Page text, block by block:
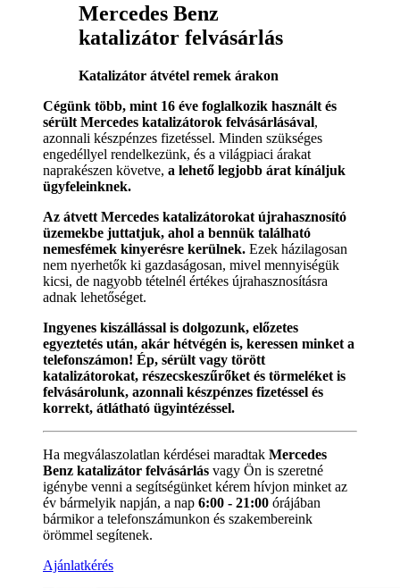
Mercedes Benz
katalizátor felvásárlás
Katalizátor átvétel remek árakon
Cégünk több, mint 16 éve foglalkozik használt és
sérült Mercedes katalizátorok felvásárlásával,
azonnali készpénzes fizetéssel. Minden szükséges
engedéllyel rendelkezünk, és a világpiaci árakat
naprakészen követve, a lehető legjobb árat kínáljuk
ügyfeleinknek.
Az átvett Mercedes katalizátorokat újrahasznosító
üzemekbe juttatjuk, ahol a bennük található
nemesfémek kinyerésre kerülnek. Ezek házilagosan
nem nyerhetők ki gazdaságosan, mivel mennyiségük
kicsi, de nagyobb tételnél értékes újrahasznosításra
adnak lehetőséget.
Ingyenes kiszállással is dolgozunk, előzetes
egyeztetés után, akár hétvégén is, keressen minket a
telefonszámon! Ép, sérült vagy törött
katalizátorokat, részecskeszűrőket és törmeléket is
felvásárolunk, azonnali készpénzes fizetéssel és
korrekt, átlátható ügyintézéssel.
Ha megválaszolatlan kérdései maradtak Mercedes
Benz katalizátor felvásárlás vagy Ön is szeretné
igénybe venni a segítségünket kérem hívjon minket az
év bármelyik napján, a nap 6:00 - 21:00 órájában
bármikor a telefonszámunkon és szakembereink
örömmel segítenek.
Ajánlatkérés